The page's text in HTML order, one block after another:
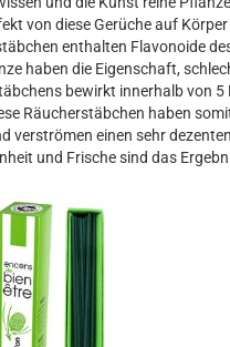
von diese Gerüche auf
enthalten Flavonoide
haben die Eigenschaft,
bewirkt innerhalb von
Räucherstäbchen haben
verströmen einen sehr
und Frische sind das